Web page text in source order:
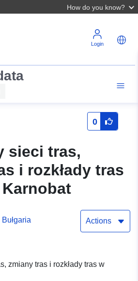
How do you know?
Login
0
sieci tras,
i rozkłady tras
Actions
zmiany tras i rozkłady tras w